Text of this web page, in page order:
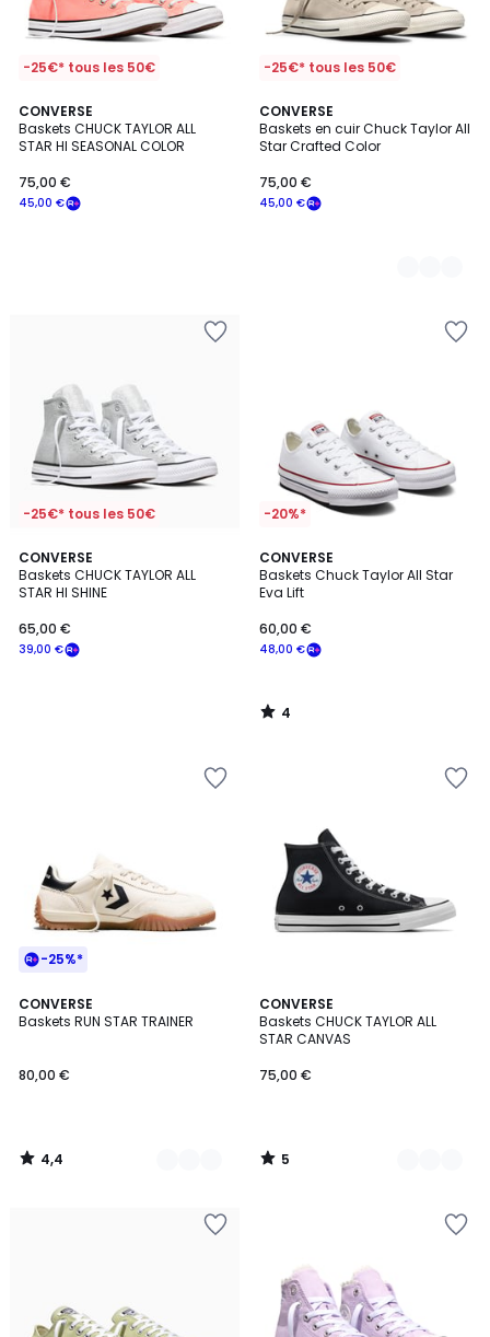
-25€* tous les 50€
CONVERSE
Baskets CHUCK TAYLOR ALL
STAR HI SEASONAL COLOR
45,00 €
75,00 €
-25€* tous les 50€
CONVERSE
Baskets en cuir Chuck Taylor All
Star Crafted Color
45,00 €
75,00 €
2
Couleurs
-25€* tous les 50€
CONVERSE
Baskets CHUCK TAYLOR ALL
STAR HI SHINE
39,00 €
65,00 €
-20%*
CONVERSE
Baskets Chuck Taylor All Star
Eva Lift
48,00 €
60,00 €
4
/
5
4
/
-25%*
CONVERSE
Baskets RUN STAR TRAINER
80,00 €
4,4
/ 5
2
Couleurs
4,4
/
CONVERSE
Baskets CHUCK TAYLOR ALL
STAR CANVAS
75,00 €
5
/
5
2
Couleurs
5
/